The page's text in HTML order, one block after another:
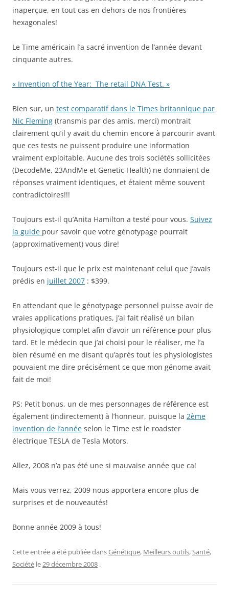
inaperçue, en tout cas en dehors de nos frontières
hexagonales!
Le Time américain l’a sacré invention de l’année devant
cinquante autres.
« Invention of the Year: The retail DNA Test. »
Bien sur, un test comparatif dans le Times britannique par
Nic Fleming (transmis par des amis, merci) montrait
clairement qu’il y avait du chemin encore à parcourir avant
que ces tests ne puissent produire une information
vraiment exploitable. Aucune des trois sociétés sollicitées
(DecodeMe, 23AndMe et Genetic Health) ne donnaient de
réponses vraiment identiques, et étaient même souvent
contradictoires!!!
Toujours est-il qu’Anita Hamilton a testé pour vous. Suivez
la guide pour savoir que votre génotypage pourrait
(approximativement) vous dire!
Toujours est-il que le prix est maintenant celui que j’avais
prédis en juillet 2007 : $399.
En attendant que le génotypage personnel puisse avoir de
vraies applications pratiques, j’ai fait réalisé un bilan
physiologique complet afin d’avoir un référence pour plus
tard. Et le médecin que j’ai choisi pour le réaliser, me l’a
bien résumé en me disant qu’après tout les physiologistes
pouvaient me dire précisément ce que mon génome avait
fait de moi!
PS: Petit bonus, un de mes personnages de référence est
également (indirectement) à l’honneur, puisque la 2ème
invention de l’année selon le Time est le roadster
électrique TESLA de Tesla Motors.
Allez, 2008 n’a pas été une si mauvaise année que ca!
Mais vous verrez, 2009 nous apportera encore plus de
surprises et de nouveautés!
Bonne année 2009 à tous!
Cette entrée a été publiée dansGénétique, Meilleurs outils,Santé,
Société le29 décembre 2008 .